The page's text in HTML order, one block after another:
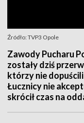
Źródło: TVP3 Opole
Zawody Pucharu
zostały dziś
którzy nie
Łucznicy nie
skrócił czas na